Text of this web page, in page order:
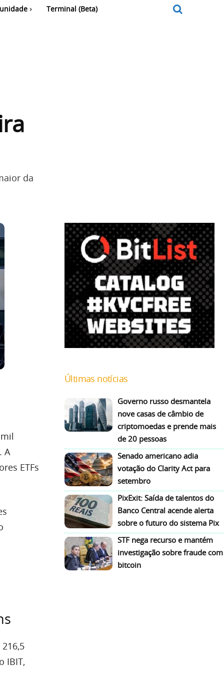
Terminal (Beta)
da
A
ETFs
IBIT,
Últimas notícias
Governo russo desmantela
nove casas de câmbio de
criptomoedas e prende mais
de 20 pessoas
Senado americano adia
votação do Clarity Act para
setembro
PixExit: Saída de talentos do
Banco Central acende alerta
sobre o futuro do sistema Pix
STF nega recurso e mantém
investigação sobre fraude com
bitcoin